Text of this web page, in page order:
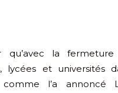
qu’avec la fermeture
lycées et universités
comme l’a annoncé